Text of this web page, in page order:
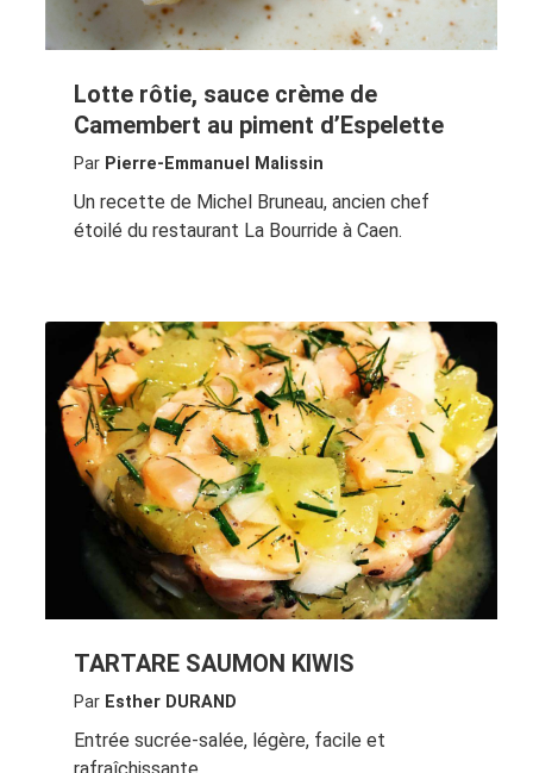
Lotte rôtie, sauce crème de
Camembert au piment d’Espelette
Par Pierre-Emmanuel Malissin
Un recette de Michel Bruneau, ancien chef
étoilé du restaurant La Bourride à Caen.
TARTARE SAUMON KIWIS
Par Esther DURAND
Entrée sucrée-salée, légère, facile et